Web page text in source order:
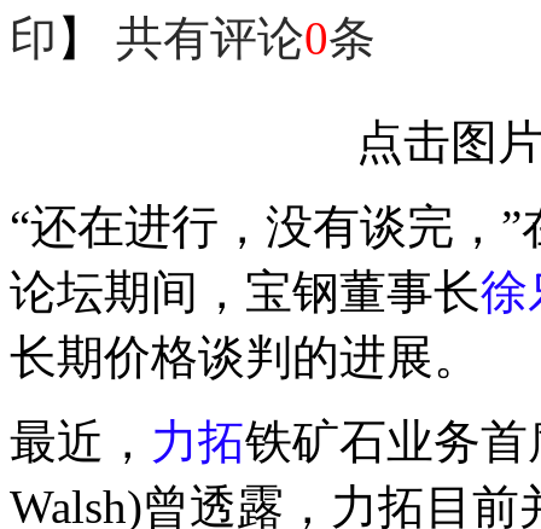
印 】 共有评论0条
点击图
“还在进行，没有谈完，
论坛期间，宝钢董事长徐
长期价格谈判的进展。
最近， 力拓铁矿石业务首
Walsh)曾透露，力拓目